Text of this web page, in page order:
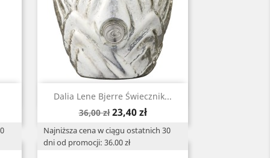
Dalia Lene Bjerre Świecznik...
Cena
36,00 zł Cena
23,40 zł
Najniższa cena w ciągu ostatnich 30
dni od promocji: 36.00 zł
Szybki podgląd